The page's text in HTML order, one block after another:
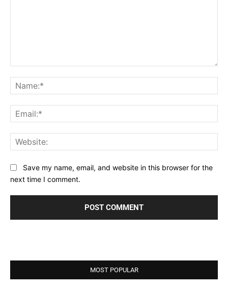
Save my name, email, and website in this browser for the
next time I comment.
MOST POPULAR